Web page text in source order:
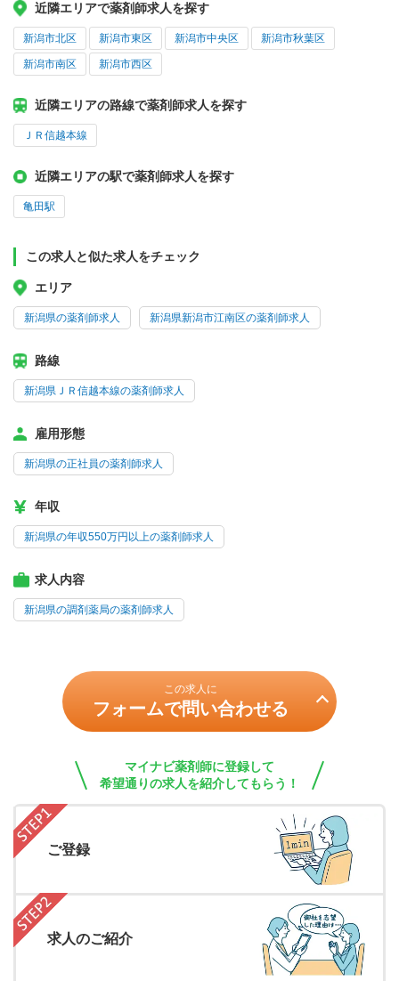
近隣エリアで薬剤師求人を探す
新潟市北区 新潟市東区 新潟市中央区 新潟市秋葉区
新潟市南区 新潟市西区
近隣エリアの路線で薬剤師求人を探す
ＪＲ信越本線
近隣エリアの駅で薬剤師求人を探す
亀田駅
この求人と似た求人をチェック
エリア
新潟県の薬剤師求人 新潟県新潟市江南区の薬剤師求人
路線
新潟県ＪＲ信越本線の薬剤師求人
雇用形態
新潟県の正社員の薬剤師求人
年収
新潟県の年収550万円以上の薬剤師求人
求人内容
新潟県の調剤薬局の薬剤師求人
この求人に
フォームで問い合わせる
マイナビ薬剤師に登録して
希望通りの求人を紹介してもらう！
ご登録
求人のご紹介